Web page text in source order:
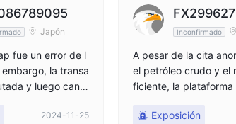
Japón
fue un error de l
la transa
y luego canc
2024-11-25
Inconfirmado
A pesar de la cita
el petróleo crudo y el
ficiente, la plataforma
ando todas las
Exposición